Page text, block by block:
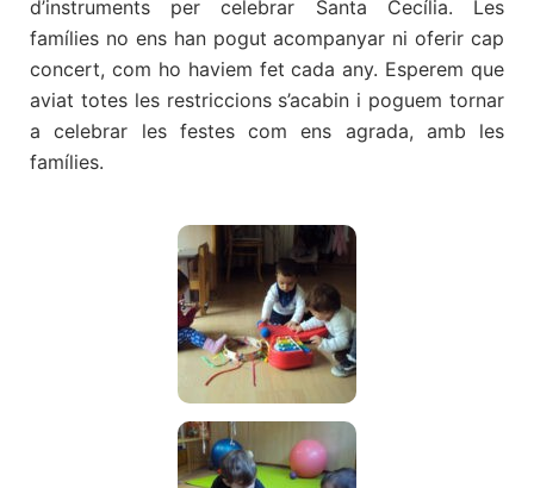
d’instruments per celebrar Santa Cecília. Les
famílies no ens han pogut acompanyar ni oferir cap
concert, com ho haviem fet cada any. Esperem que
aviat totes les restriccions s’acabin i poguem tornar
a celebrar les festes com ens agrada, amb les
famílies.